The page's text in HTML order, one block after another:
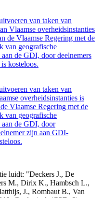
van taken van
Vlaamse overheidsinstanties
de Vlaamse Regering met de
van geografische
de GDI, door deelnemers
kosteloos.
van taken van
overheidsinstanties is
Vlaamse Regering met de
van geografische
aan de GDI, door
zijn aan GDI-
luidt: "Deckers J., De
M., Dirix K., Hambsch L.,
J., Rombaut B., Van